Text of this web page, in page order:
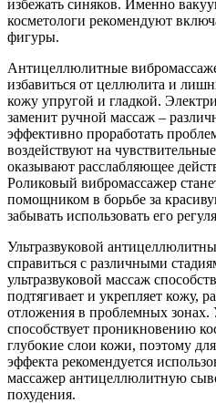
избежать синяков. Именно
косметологи рекомендуют
фигуры.
Антицеллюлитные
избавиться от целлюлита и
кожу упругой и гладкой.
заменит ручной массаж –
эффективно проработать
воздействуют на
оказывают расслабляющее
Роликовый вибромассажер
помощником в борьбе за
забывать использовать его
Ультразвуковой
справиться с различными
ультразвуковой массаж
подтягивает и укрепляет кожу,
отложения в проблемных зонах.
способствует проникновению
глубокие слои кожи, поэтому
эффекта рекомендуется
массажер антицеллюлитную
похудения.